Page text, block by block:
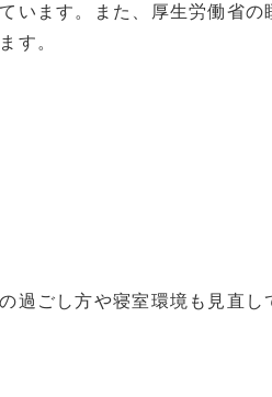
います。また、厚生労働省
す。
過ごし方や寝室環境も見直し